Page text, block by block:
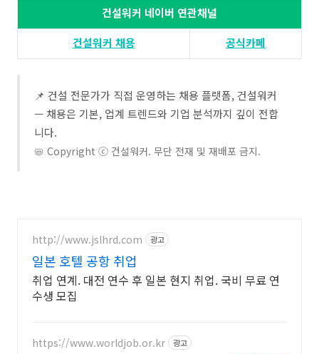
건설워커 네이버 연관채널
건설워커 채용​
공식카페
📌 건설 전문가가 직접 운영하는 채용 플랫폼, 건설워커
— 채용은 기본, 업계 트렌드와 기업 분석까지 깊이 전합
니다.
📛 Copyright ⓒ 건설워커. 무단 전재 및 재배포 금지.
http://www.jslhrd.com 광고
일본 호텔 공항 취업
취업 연계. 대전 연수 후 일본 현지 취업. 국비 무료 연
수생 모집
https://www.worldjob.or.kr 광고